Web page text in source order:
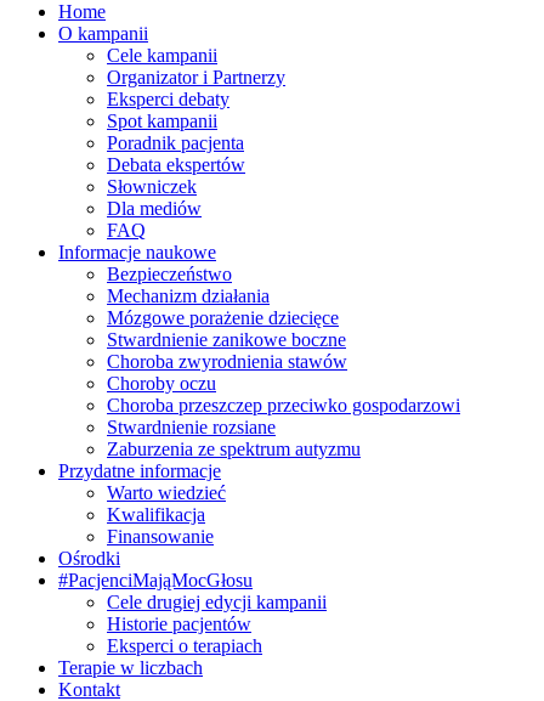
Home
O kampanii
Cele kampanii
Organizator i Partnerzy
Eksperci debaty
Spot kampanii
Poradnik pacjenta
Debata ekspertów
Słowniczek
Dla mediów
FAQ
Informacje naukowe
Bezpieczeństwo
Mechanizm działania
Mózgowe porażenie dziecięce
Stwardnienie zanikowe boczne
Choroba zwyrodnienia stawów
Choroby oczu
Choroba przeszczep przeciwko gospodarzowi
Stwardnienie rozsiane
Zaburzenia ze spektrum autyzmu
Przydatne informacje
Warto wiedzieć
Kwalifikacja
Finansowanie
Ośrodki
#PacjenciMająMocGłosu
Cele drugiej edycji kampanii
Historie pacjentów
Eksperci o terapiach
Terapie w liczbach
Kontakt